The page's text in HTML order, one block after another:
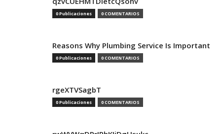
0 Publicaciones 0 COMENTARIOS
Reasons Why Plumbing Service Is Important
0 Publicaciones 0 COMENTARIOS
rgeXTVSagbT
0 Publicaciones 0 COMENTARIOS